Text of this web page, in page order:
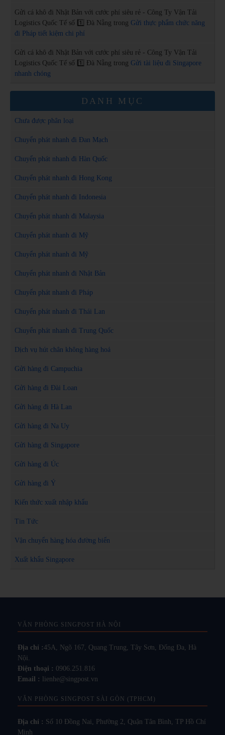
Gửi cá khô đi Nhật Bản với cước phí siêu rẻ - Công Ty Vận Tải
Logistics Quốc Tế số 1️⃣ Đà Nẵng trong Gửi thực phẩm chức năng
đi Pháp tiết kiệm chi phí
Gửi cá khô đi Nhật Bản với cước phí siêu rẻ - Công Ty Vận Tải
Logistics Quốc Tế số 1️⃣ Đà Nẵng trong Gửi tài liệu đi Singapore
nhanh chóng
DANH MỤC
Chưa được phân loại
Chuyển phát nhanh đi Đan Mạch
Chuyển phát nhanh đi Hàn Quốc
Chuyển phát nhanh đi Hong Kong
Chuyển phát nhanh đi Indonesia
Chuyển phát nhanh đi Malaysia
Chuyển phát nhanh đi Mỹ
Chuyển phát nhanh đi Mỹ
Chuyển phát nhanh đi Nhật Bản
Chuyển phát nhanh đi Pháp
Chuyển phát nhanh đi Thái Lan
Chuyển phát nhanh đi Trung Quốc
Dịch vụ hút chân không hàng hoá
Gửi hàng đi Campuchia
Gửi hàng đi Đài Loan
Gửi hàng đi Hà Lan
Gửi hàng đi Na Uy
Gửi hàng đi Singapore
Gửi hàng đi Úc
Gửi hàng đi Ý
Kiến thức xuất nhập khẩu
Tin Tức
Vận chuyển hàng hóa đường biển
Xuất khẩu Singapore
VĂN PHÒNG SINGPOST HÀ NỘI
Địa chỉ :45A, Ngõ 167, Quang Trung, Tây Sơn, Đống Đa, Hà
Nội.
Điện thoại : 0906.251.816
Email :
lienhe@singpost.vn
VĂN PHÒNG SINGPOST SÀI GÒN (TPHCM)
Địa chỉ : Số 10 Đồng Nai, Phường 2, Quận Tân Bình, TP Hồ Chí
Minh